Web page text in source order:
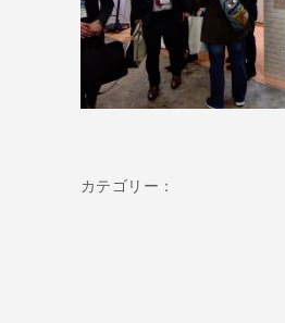
カテゴリー：